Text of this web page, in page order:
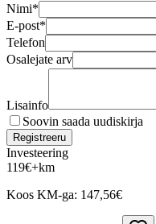
Nimi*
E-post*
Telefon
Osalejate arv
Lisainfo
Soovin saada uudiskirja
Registreeru
Investeering
119€+km
Koos KM-ga: 147,56€